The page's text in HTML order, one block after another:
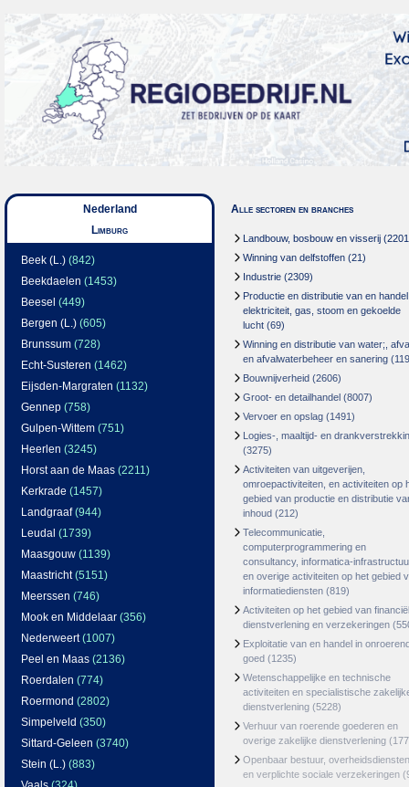
Nederland
Limburg
Beek (L.) (842)
Beekdaelen (1453)
Beesel (449)
Bergen (L.) (605)
Brunssum (728)
Echt-Susteren (1462)
Eijsden-Margraten (1132)
Gennep (758)
Gulpen-Wittem (751)
Heerlen (3245)
Horst aan de Maas (2211)
Kerkrade (1457)
Landgraaf(944)
Leudal (1739)
Maasgouw (1139)
Maastricht(5151)
Meerssen (746)
Mook en Middelaar (356)
Nederweert(1007)
Peel en Maas (2136)
Roerdalen (774)
Roermond (2802)
Simpelveld (350)
Sittard-Geleen (3740)
Stein (L.) (883)
Alle sectoren en branches
Landbouw, bosbouw en visserij
Winning van delfstoffen (21)
Industrie (2309)
Productie en distributie van en
elektriciteit, gas, stoom en gekoelde
lucht (69)
Winning en distributie van water;,
en afvalwaterbeheer en sanering
Bouwnijverheid (2606)
Groot- en detailhandel (8007)
Vervoer en opslag (1491)
Logies-, maaltijd- en
(3275)
Activiteiten van uitgeverijen,
omroepactiviteiten, en activiteiten op
gebied van productie en distributie
inhoud (212)
Telecommunicatie,
computerprogrammering en
consultancy, informatica-
en overige activiteiten op het gebied
informatiediensten (819)
Activiteiten op het gebied van
dienstverlening en verzekeringen
Exploitatie van en handel in
goed (1235)
Wetenschappelijke en technische
activiteiten en specialistische
dienstverlening (5228)
Verhuur van roerende goederen en
overige zakelijke dienstverlening
Openbaar bestuur, overheidsdiensten
en verplichte sociale verzekeringen